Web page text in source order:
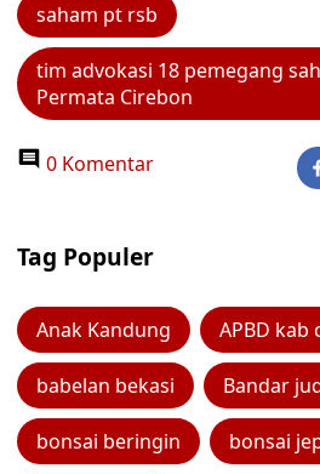
saham pt rsb
tim advokasi 18 pemegang
Permata Cirebon
0 Komentar
Tag Populer
Anak Kandung APBD kab
babelan bekasi Bandar
bonsai beringin bonsai